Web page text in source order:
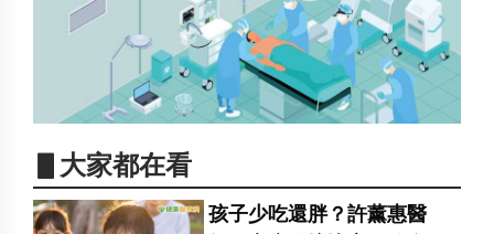
▋大家都在看
孩子少吃還胖？許薰惠醫